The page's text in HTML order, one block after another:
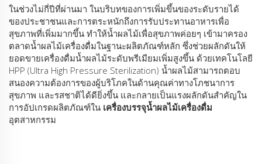
ในช่วงไม่กี่ปีที่ผ่านมา ในบริบทของการเพิ่มขึ้นของระดับรายได้
ของประชาชนและการตระหนักถึงการรับประทานอาหารเพื่อ
สุขภาพที่เพิ่มมากขึ้น ทำให้น้ำผลไม้เพื่อสุขภาพค่อยๆ เข้ามาครอง
ตลาดน้ำผลไม้เครื่องดื่มในฐานะผลิตภัณฑ์หลัก ซึ่งช่วยผลักดันให้
ยอดขายเครื่องดื่มน้ำผลไม้ระดับพรีเมียมเพิ่มสูงขึ้น ด้วยเทคโนโลยี
HPP (Ultra High Pressure Sterilization) น้ำผลไม้สามารถตอบ
สนองความต้องการของผู้บริโภคในด้านคุณค่าทางโภชนาการ
สุขภาพ และรสชาติได้ดียิ่งขึ้น และกลายเป็นแรงผลักดันสำคัญใน
การอัปเกรดผลิตภัณฑ์ใน เครื่องบรรจุน้ำผลไม้เครื่องดื่ม
อุตสาหกรรม